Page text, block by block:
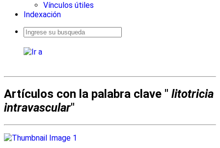
Vínculos útiles
Indexación
Artículos con la palabra clave " litotricia
intravascular"